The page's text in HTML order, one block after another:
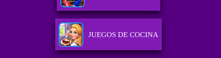
JUEGOS DE COCINA